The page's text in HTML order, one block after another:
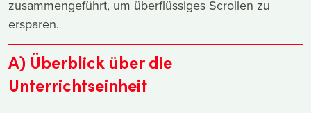
zusammengeführt, um überflüssiges Scrollen zu
ersparen.
A) Überblick über die
Unterrichtseinheit